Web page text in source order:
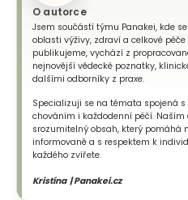
O autorce
Jsem součástí týmu Panakei, kde
oblasti výživy, zdraví a celkové
publikujeme, vychází z
nejnovější vědecké poznatky,
dalšími odborníky z praxe.
Specializuji se na témata spojená
chováním i každodenní péčí.
srozumitelný obsah, který pomáhá
informovaně a s respektem k
každého zvířete.
Kristína | Panakei.cz